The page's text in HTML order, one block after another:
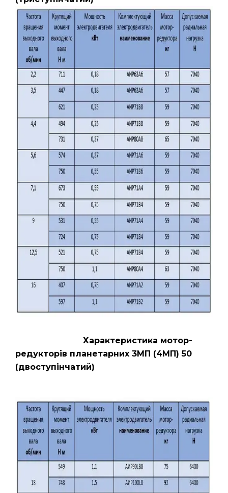
Характеристика мотор-
редукторів планетарних 3МП (4МП) 50
(двоступінчатий)